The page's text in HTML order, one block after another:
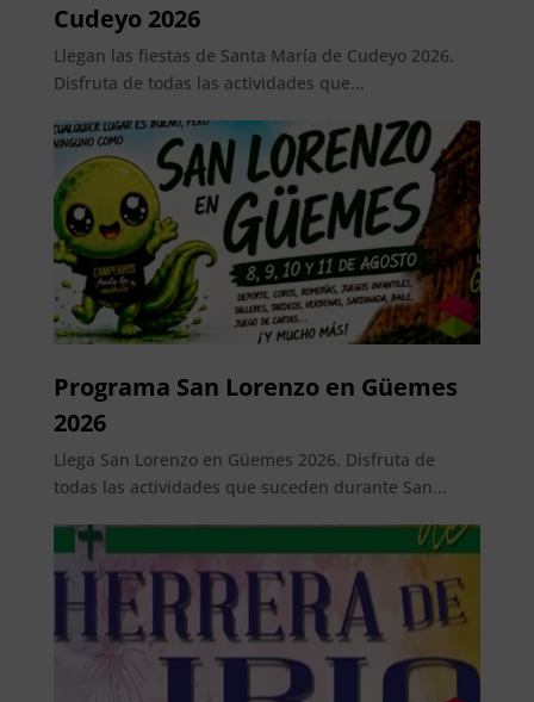
Cudeyo 2026
Llegan las fiestas de Santa María de Cudeyo 2026.
Disfruta de todas las actividades que...
Programa San Lorenzo en Güemes
2026
Llega San Lorenzo en Güemes 2026. Disfruta de
todas las actividades que suceden durante San...